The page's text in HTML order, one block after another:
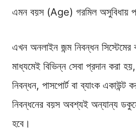
এমন বয়স (Age) গরমিল অসুবিধায়
এখন অনলাইন জন্ম নিবন্ধন সিস্টেমের
মাধ্যমেই বিভিন্ন সেবা প্রদান করা
নিবন্ধন, পাসপোর্ট বা ব্যাংক একাউন্ট
নিবন্ধনের বয়স অবশ্যই অন্যান্য
হবে।